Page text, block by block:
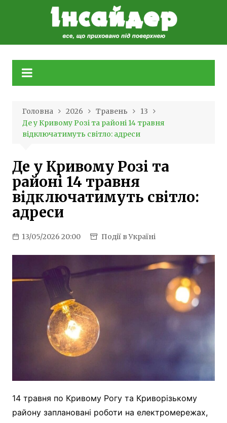
Головна 2026 Травень
13
Де у Кривому Розі та районі 14 травня
відключатимуть світло: адреси
Де у Кривому Розі та
районі 14 травня
відключатимуть світло:
адреси
13/05/2026 20:00 Події в Україні
14 травня по Кривому Рогу та Криворізькому
району заплановані роботи на електромережах,